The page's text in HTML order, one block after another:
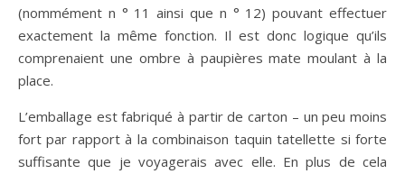
(nommément n ° 11 ainsi que n ° 12) pouvant effectuer
exactement la même fonction. Il est donc logique qu’ils
comprenaient une ombre à paupières mate moulant à la
place.
L’emballage est fabriqué à partir de carton – un peu moins
fort par rapport à la combinaison taquin tatellette si forte
suffisante que je voyagerais avec elle. En plus de cela